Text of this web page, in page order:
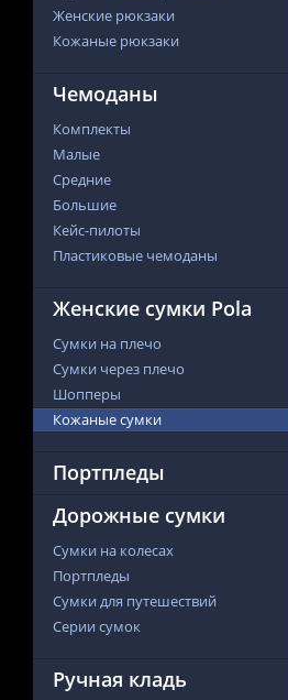
Женские рюкзаки
Кожаные рюкзаки
Чемоданы
Комплекты
Малые
Средние
Большие
Кейс-пилоты
Пластиковые чемоданы
Женские сумки Pola
Сумки на плечо
Сумки через плечо
Шопперы
Кожаные сумки
Портпледы
Дорожные сумки
Сумки на колесах
Портпледы
Сумки для путешествий
Серии сумок
Ручная кладь